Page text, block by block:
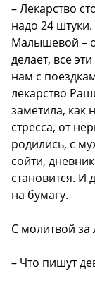
– Лекарство
надо 24 штуки.
Малышевой –
делает, все
нам с
лекарство
заметила, как
стресса, от
родились, с
сойти,
становится. И
на бумагу.
С молитвой за
– Что пишут